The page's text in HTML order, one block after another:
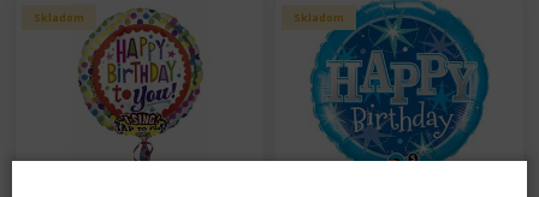
Skladom Skladom